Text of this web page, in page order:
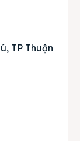
TP Thuận